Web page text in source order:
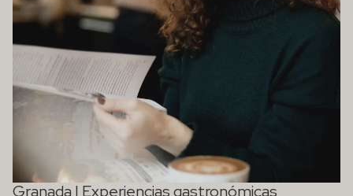
Granada | Experiencias gastronómicas